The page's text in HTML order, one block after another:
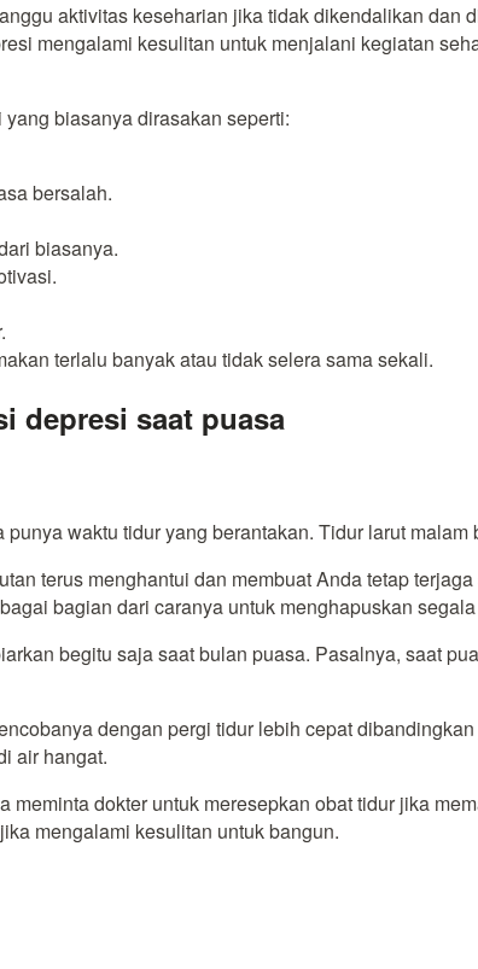
aktivitas keseharian jika tidak dikendalikan
mengalami kesulitan untuk menjalani kegiatan
biasanya dirasakan seperti:
bersalah.
biasanya.
terlalu banyak atau tidak selera sama sekali.
depresi saat puasa
waktu tidur yang berantakan. Tidur larut
terus menghantui dan membuat Anda tetap
bagian dari caranya untuk menghapuskan
begitu saja saat bulan puasa. Pasalnya, saat
dengan pergi tidur lebih cepat
air hangat.
meminta dokter untuk meresepkan obat tidur jika
mengalami kesulitan untuk bangun.